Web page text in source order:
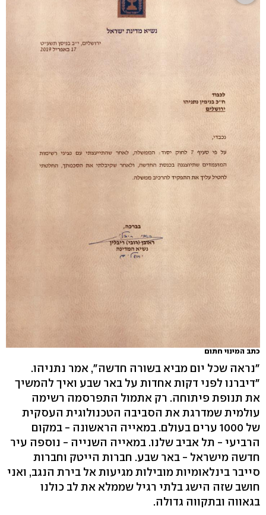
כתב המינוי חתום
"נראה שכל יום מביא בשורה חדשה", אמר נתניהו.
"דיברנו לפני דקות אחדות על באר שבע ואיך להמשיך
את תנופת פיתוחה. רק אתמול התפרסמה רשימה
עולמית שמדרגת את הסביבה הטכנולוגית העסקית
של 1000 ערים בעולם. במאייה הראשונה - במקום
הרביעי - תל אביב שלנו. במאייה השנייה - נוספה עיר
חדשה מישראל - באר שבע. חברות הייטק וחברות
סייבר בינלאומיות מובילות מגיעות אל בירת הנגב, ואני
חושב שזה הישג בלתי רגיל שממלא את לב כולנו
בגאווה ובתקווה גדולה.